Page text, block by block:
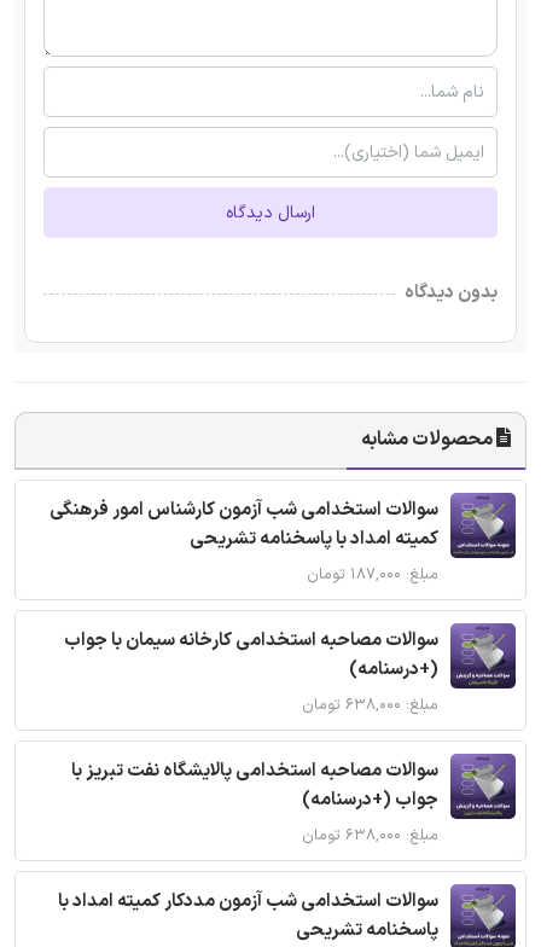
ارسال دیدگاه
بدون دیدگاه
محصولات مشابه
سوالات استخدامی شب آزمون کارشناس امور فرهنگی
کمیته امداد با پاسخنامه تشریحی
مبلغ: ۱۸۷,۰۰۰ تومان
سوالات مصاحبه استخدامی کارخانه سیمان با جواب
(+درسنامه)
مبلغ: ۶۳۸,۰۰۰ تومان
سوالات مصاحبه استخدامی پالایشگاه نفت تبریز با
جواب (+درسنامه)
مبلغ: ۶۳۸,۰۰۰ تومان
سوالات استخدامی شب آزمون مددکار کمیته امداد با
پاسخنامه تشریحی